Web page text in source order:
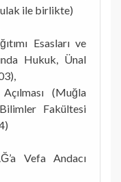
ile birlikte)
Esasları ve
Hukuk, Ünal
(Muğla
Fakültesi
Vefa Andacı